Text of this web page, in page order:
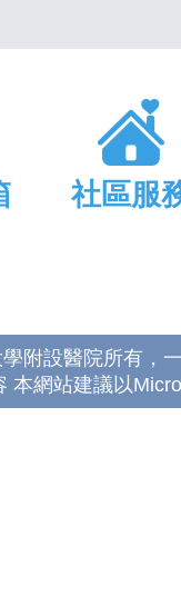
社區服
附設醫院所有，
本網站建議以